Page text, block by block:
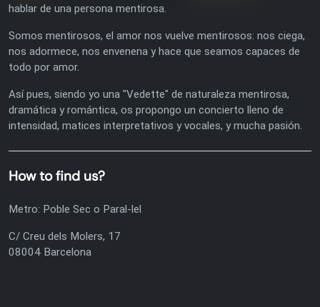
hablar de una persona mentirosa.
Somos mentirosos, el amor nos vuelve mentirosos: nos ciega,
nos adormece, nos envenena y hace que seamos capaces de
todo por amor.
Así pues, siendo yo una "Vedette" de naturaleza mentirosa,
dramática y romántica, os propongo un concierto lleno de
intensidad, matices interpretativos y vocales, y mucha pasión.
How to find us?
Metro: Poble Sec o Paral-lel
C/ Creu dels Molers, 17
08004 Barcelona